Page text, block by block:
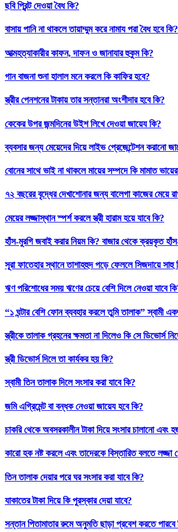
ছবি প্রিন্ট দেওয়া বৈধ কি?
বাসায় পানি না থাকলে তায়াম্মুম করে নামায পরা বৈধ হবে
আত্মহত্যাকারীর কাফন, দাফন ও জানাযার হুকুম কি?
গান বাজনা শুনা হালাল মনে করলে কি কাফির হবে?
স্ত্রীর পেনশনের টাকায় তার সন্তানরা অংশীদার হবে কি?
কেকের উপর জন্মদিনের উইশ লিখে দেওয়া জায়েয কি?
ব্যবসার জন্য মেয়েদের দিয়ে লাইভ প্রেজেন্টেশন করানো
বোনের সাথে ভাই না থাকলে মায়ের সম্পদে কি মামাত
৭২ বছরের বৃদ্ধের দেখাশোনার জন্য বালেগা কাজের মেয়ে
মেয়ের লজ্জাস্থান স্পর্শ করলে স্ত্রী হারাম হয়ে যাবে কি?
হাঁস-মুরগি জবাই করার নিয়ম কি? বাজার থেকে ক্রয়কৃত
সূরা ফাতেহার স্থানে তাশাহহুদ পড়ে ফেললে সিজদায়ে সাহু
ঋণ পরিশোধের সময় ঋণের চেয়ে বেশি দিলে নেওয়া যাবে
“১ ঘন্টার বেশি ফোন ব্যবহার করলে তুমি তালাক” স্বামী
স্ত্রীকে তালাক গ্রহনের ক্ষমতা না দিলেও কি সে ডিভোর্স
স্ত্রী ডিভোর্স দিলে তা কার্যকর হয় কি?
স্বামী তিন তালাক দিলে সংসার করা যাবে কি?
জমি এগ্রিমেন্ট বা বন্ধক নেওয়া জায়েয হবে কি?
চাকরি থেকে অবসরকালীন টাকা দিয়ে সংসার চালানো এবং
কারো হক নষ্ট করলে এবং তাদেরকে বিস্তারিত বলতে
তিন তালাক দেয়ার পরে ঘর সংসার করা যাবে কি?
যাকাতের টাকা দিয়ে কি পুরস্কার দেয়া যাবে?
সন্তান পিতামাতার রুমে অনুমতি ছাড়া প্রবেশ করতে পারবে